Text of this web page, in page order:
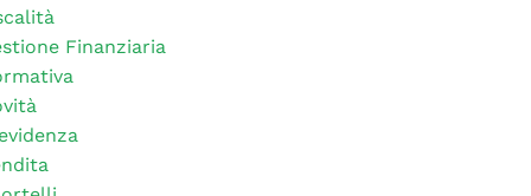
Finanziaria